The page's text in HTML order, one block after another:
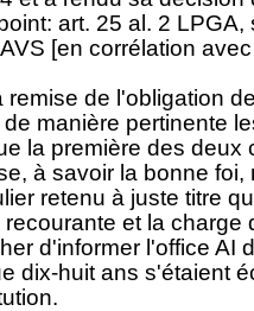
art. 25 al. 2 LPGA,
[en corrélation
de l'obligation
manière pertinente
la première des deux
à savoir la bonne foi,
retenu à juste titre
et la charge
d'informer l'office AI
dix-huit ans s'étaient